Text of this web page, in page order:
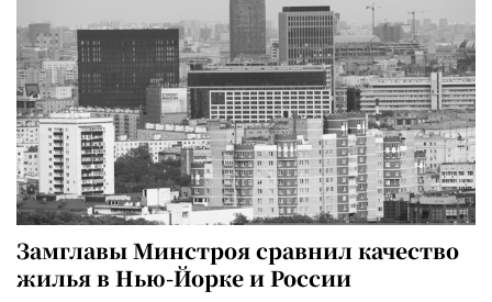
Замглавы Минстроя сравнил качество
жилья в Нью-Йорке и России